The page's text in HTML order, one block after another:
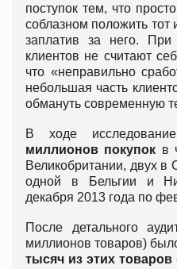
поступок тем, что
соблазном положить тот
заплатив за него.
клиентов не считают
что «неправильно
небольшая часть
обмануть современную
В ходе
миллионов покупок в
Великобритании, двух
одной в Бельгии и
декабря 2013 года по
После детального
миллионов товаров)
тысяч из этих товаров